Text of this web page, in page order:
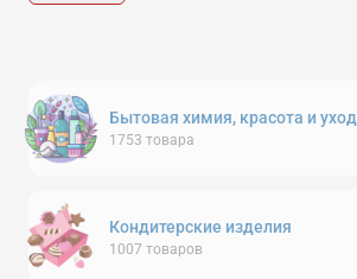
Бытовая химия, красота и уход
1753 товара
Кондитерские изделия
1007 товаров